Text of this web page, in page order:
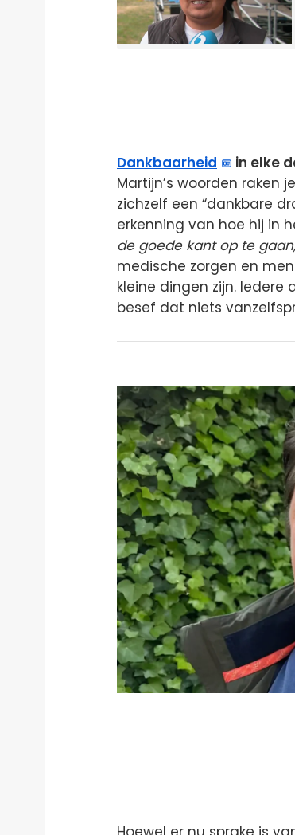
Dankbaarheid
in elke
Martijn’s woorden raken
zichzelf een “dankbare
erkenning van hoe hij in
de goede kant op te
medische zorgen en
kleine dingen zijn.
besef dat niets